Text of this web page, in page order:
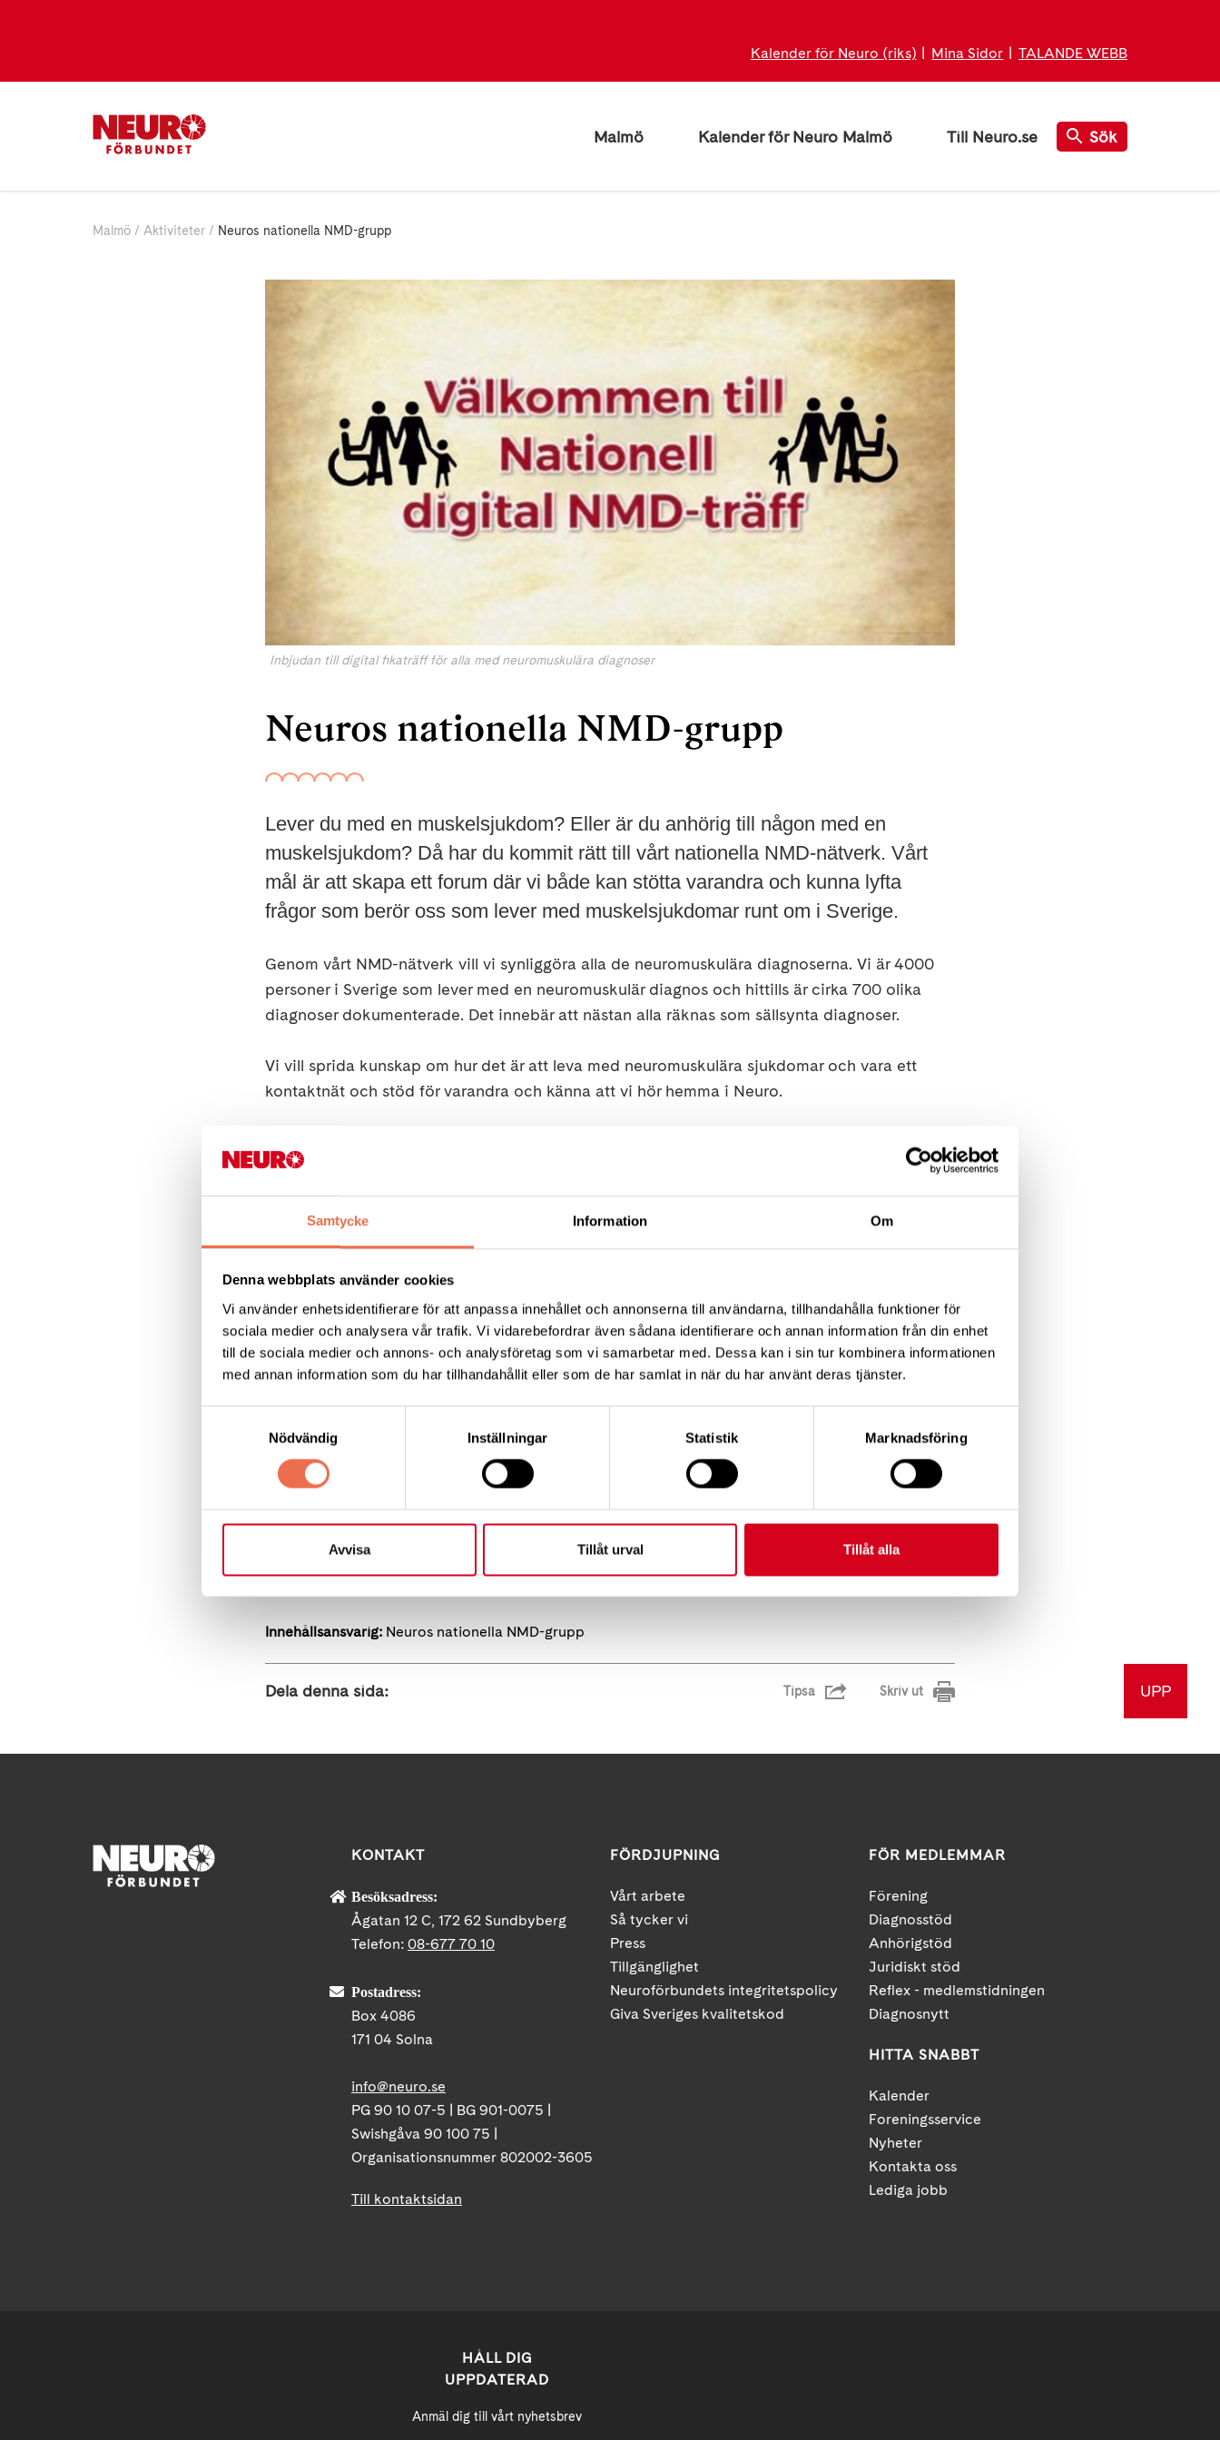
Samtycke Information Om
Denna webbplats använder cookies
Vi använder enhetsidentifierare för att anpassa innehållet och annonserna till användarna, tillhandahålla funktioner för
sociala medier och analysera vår trafik. Vi vidarebefordrar även sådana identifierare och annan information från din enhet
till de sociala medier och annons- och analysföretag som vi samarbetar med. Dessa kan i sin tur kombinera informationen
med annan information som du har tillhandahållit eller som de har samlat in när du har använt deras tjänster.
Nödvändig
Inställningar Statistik Marknadsföring
Avvisa Tillåt urval Tillåt alla
Kalender för Neuro (riks) Mina Sidor TALANDE WEBB
Malmö Kalender för Neuro Malmö Till Neuro.se Sök
Malmö Aktiviteter Neuros nationella NMD-grupp
Inbjudan till digital fikaträff för alla med neuromuskulära diagnoser
Neuros nationella NMD-grupp
Lever du med en muskelsjukdom? Eller är du anhörig till någon med en
muskelsjukdom? Då har du kommit rätt till vårt nationella NMD-nätverk. Vårt
mål är att skapa ett forum där vi både kan stötta varandra och kunna lyfta
frågor som berör oss som lever med muskelsjukdomar runt om i Sverige.
Genom vårt NMD-nätverk vill vi synliggöra alla de neuromuskulära diagnoserna. Vi är 4000
personer i Sverige som lever med en neuromuskulär diagnos och hittills är cirka 700 olika
diagnoser dokumenterade. Det innebär att nästan alla räknas som sällsynta diagnoser.
Vi vill sprida kunskap om hur det är att leva med neuromuskulära sjukdomar och vara ett
kontaktnät och stöd för varandra och känna att vi hör hemma i Neuro.
kring erfarenheter, frågor och tips som berör oss i både i stort och i smått. Vi har även en
Facebook grupp "Neuros nationella NMD-grupp". Vartannat möte har vi ett tema och
eventuellt någon föreläsare. Vad sägs om tema såsom familjeliv och assistans, resor,
rehabilitering, sex och samlevnad?
teman vi kan lyfta på våra framtida träffar.
Målet är att skapa ett forum där vi både kan stötta varandra och kunna lyfta frågor som berör
Varmt välkomna önskar
Neuros nationella NMD-grupp
Caroline, Anette och Karsten
Innehållsansvarig: Neuros nationella NMD-grupp
Dela denna sida: Tipsa Skriv ut UPP
KONTAKT
Besöksadress:
Ågatan 12 C, 172 62 Sundbyberg
Telefon: 08-677 70 10
Postadress:
Box 4086
171 04 Solna
info@neuro.se
PG 90 10 07-5 | BG 901-0075 |
Swishgåva 90 100 75 |
Organisationsnummer 802002-3605
Till kontaktsidan
FÖRDJUPNING
Vårt arbete
Så tycker vi
Press
Tillgänglighet
Neuroförbundets integritetspolicy
Giva Sveriges kvalitetskod
FÖR MEDLEMMAR
Förening
Diagnosstöd
Anhörigstöd
Juridiskt stöd
Reflex - medlemstidningen
Diagnosnytt
HITTA SNABBT
Kalender
Foreningsservice
Nyheter
Kontakta oss
Lediga jobb
HÅLL DIG
UPPDATERAD
Anmäl dig till vårt nyhetsbrev